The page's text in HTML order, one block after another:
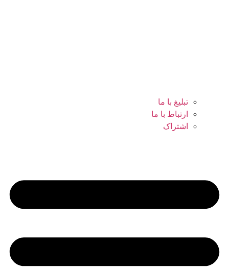
تبلیغ با ما
ارتباط با ما
اشتراک